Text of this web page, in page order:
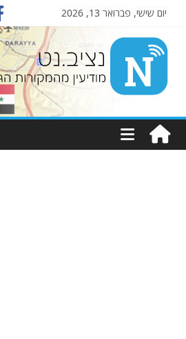
יום שישי, פברואר 13, 2026
Nziv.net
מודיעין
מהמקורות